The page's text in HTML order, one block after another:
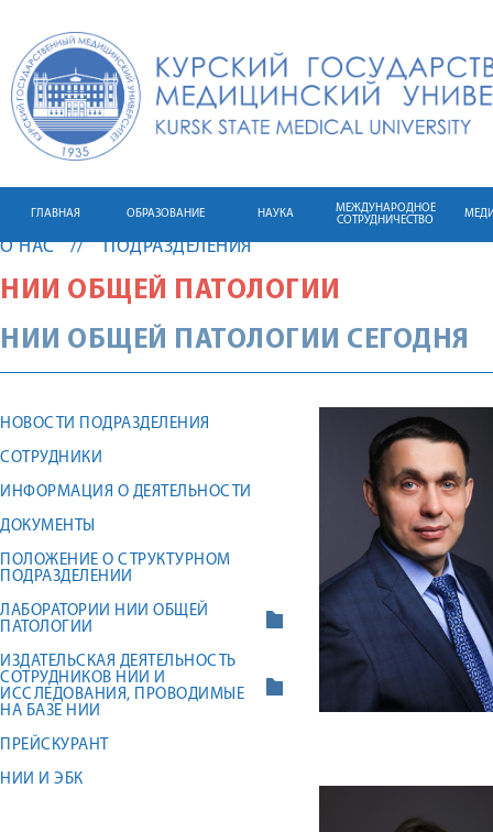
ГЛАВНАЯ ОБРАЗОВАНИЕ НАУКА
МЕЖДУНАРОДНОЕ
СОТРУДНИЧЕСТВО
О НАС ПОДРАЗДЕЛЕНИЯ
НИИ ОБЩЕЙ ПАТОЛОГИИ
НИИ ОБЩЕЙ ПАТОЛОГИИ СЕГОДНЯ
НОВОСТИ ПОДРАЗДЕЛЕНИЯ
СОТРУДНИКИ
ИНФОРМАЦИЯ О ДЕЯТЕЛЬНОСТИ
ДОКУМЕНТЫ
ПОЛОЖЕНИЕ О СТРУКТУРНОМ
ПОДРАЗДЕЛЕНИИ
ЛАБОРАТОРИИ НИИ ОБЩЕЙ
ПАТОЛОГИИ
ИЗДАТЕЛЬСКАЯ ДЕЯТЕЛЬНОСТЬ
СОТРУДНИКОВ НИИ И
ИССЛЕДОВАНИЯ, ПРОВОДИМЫЕ
НА БАЗЕ НИИ
ПРЕЙСКУРАНТ
НИИ И ЭБК